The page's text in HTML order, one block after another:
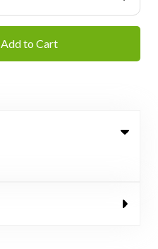
Add to Cart